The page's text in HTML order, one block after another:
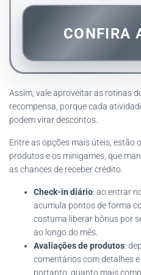
CONFIRA
Assim, vale aproveitar as rotinas
recompensa, porque cada
podem virar descontos.
Entre as opções mais úteis, estão
produtos e os minigames, que
as chances de receber crédito.
Check-in diário: ao entrar
acumula pontos de forma
costuma liberar bônus por
ao longo do mês.
Avaliações de produtos:
comentários com detalhes
portanto, quanto mais